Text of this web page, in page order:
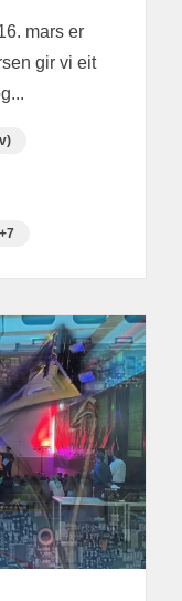
mars er
gir vi eit
+7